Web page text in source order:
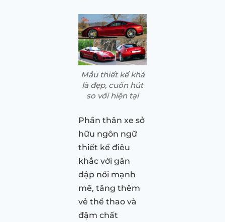
Mẫu thiết kế khá
là đẹp, cuốn hút
so với hiện tại
Phần thân xe sở
hữu ngôn ngữ
thiết kế điêu
khắc với gân
dập nổi mạnh
mẽ, tăng thêm
vẻ thể thao và
đậm chất